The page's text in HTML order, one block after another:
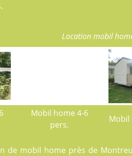
Location mobil
Mobil home 4-6
pers.
Mobil
de mobil home près de